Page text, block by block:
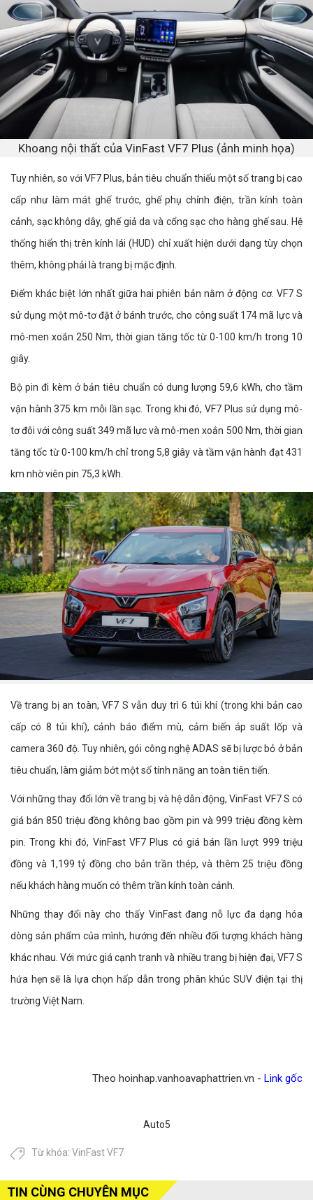
Khoang nội thất của VinFast VF7 Plus (ảnh minh họa)
Tuy nhiên, so với VF7 Plus, bản tiêu chuẩn thiếu một số trang bị cao
cấp như làm mát ghế trước, ghế phụ chỉnh điện, trần kính toàn
cảnh, sạc không dây, ghế giả da và cổng sạc cho hàng ghế sau. Hệ
thống hiển thị trên kính lái (HUD) chỉ xuất hiện dưới dạng tùy chọn
thêm, không phải là trang bị mặc định.
Điểm khác biệt lớn nhất giữa hai phiên bản nằm ở động cơ. VF7 S
sử dụng một mô-tơ đặt ở bánh trước, cho công suất 174 mã lực và
mô-men xoắn 250 Nm, thời gian tăng tốc từ 0-100 km/h trong 10
giây.
Bộ pin đi kèm ở bản tiêu chuẩn có dung lượng 59,6 kWh, cho tầm
vận hành 375 km mỗi lần sạc. Trong khi đó, VF7 Plus sử dụng mô-
tơ đôi với công suất 349 mã lực và mô-men xoắn 500 Nm, thời gian
tăng tốc từ 0-100 km/h chỉ trong 5,8 giây và tầm vận hành đạt 431
km nhờ viên pin 75,3 kWh.
Về trang bị an toàn, VF7 S vẫn duy trì 6 túi khí (trong khi bản cao
cấp có 8 túi khí), cảnh báo điểm mù, cảm biến áp suất lốp và
camera 360 độ. Tuy nhiên, gói công nghệ ADAS sẽ bị lược bỏ ở bản
tiêu chuẩn, làm giảm bớt một số tính năng an toàn tiên tiến.
Với những thay đổi lớn về trang bị và hệ dẫn động, VinFast VF7 S có
giá bán 850 triệu đồng không bao gồm pin và 999 triệu đồng kèm
pin. Trong khi đó, VinFast VF7 Plus có giá bán lần lượt 999 triệu
đồng và 1,199 tỷ đồng cho bản trần thép, và thêm 25 triệu đồng
nếu khách hàng muốn có thêm trần kính toàn cảnh.
Những thay đổi này cho thấy VinFast đang nỗ lực đa dạng hóa
dòng sản phẩm của mình, hướng đến nhiều đối tượng khách hàng
khác nhau. Với mức giá cạnh tranh và nhiều trang bị hiện đại, VF7 S
hứa hẹn sẽ là lựa chọn hấp dẫn trong phân khúc SUV điện tại thị
trường Việt Nam.
Theo hoinhap.vanhoavaphattrien.vn - Link gốc
Auto5
Từ khóa: VinFast VF7
TIN CÙNG CHUYÊN MỤC